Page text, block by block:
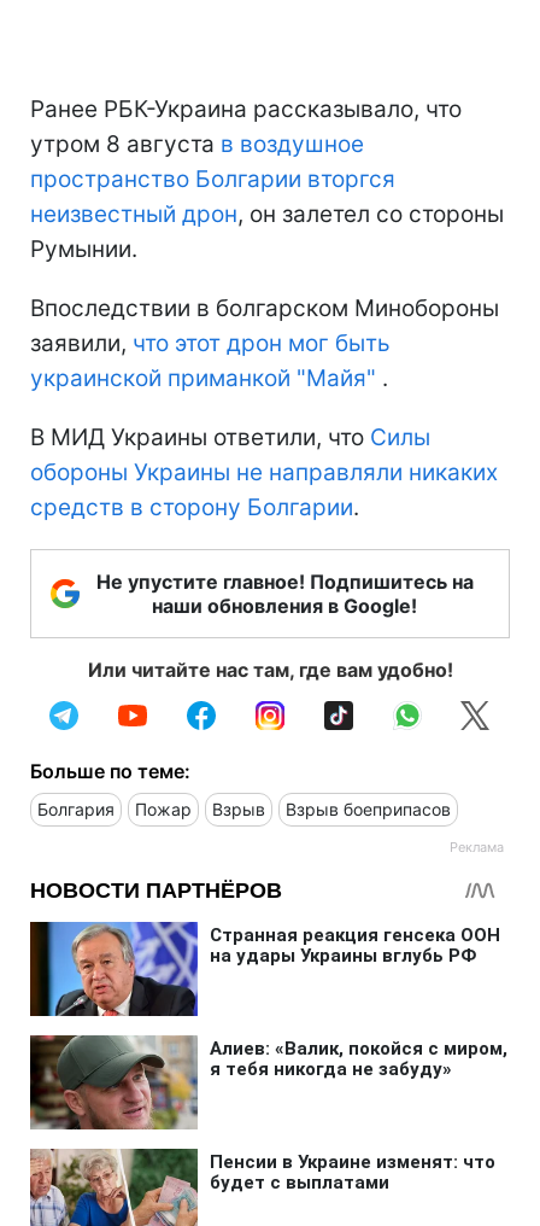
Ранее РБК-Украина рассказывало, что
утром 8 августа в воздушное
пространство Болгарии вторгся
неизвестный дрон, он залетел со стороны
Румынии.
Впоследствии в болгарском Минобороны
заявили, что этот дрон мог быть
украинской приманкой "Майя" .
В МИД Украины ответили, что Силы
обороны Украины не направляли никаких
средств в сторону Болгарии.
Не упустите главное! Подпишитесь на
наши обновления в Google!
Или читайте нас там, где вам удобно!
Больше по теме:
Болгария Пожар Взрыв Взрыв боеприпасов